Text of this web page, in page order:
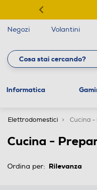
Negozi Volantini
Informatica
Elettrodomestici Cucina -
Cucina -
Ordina per: